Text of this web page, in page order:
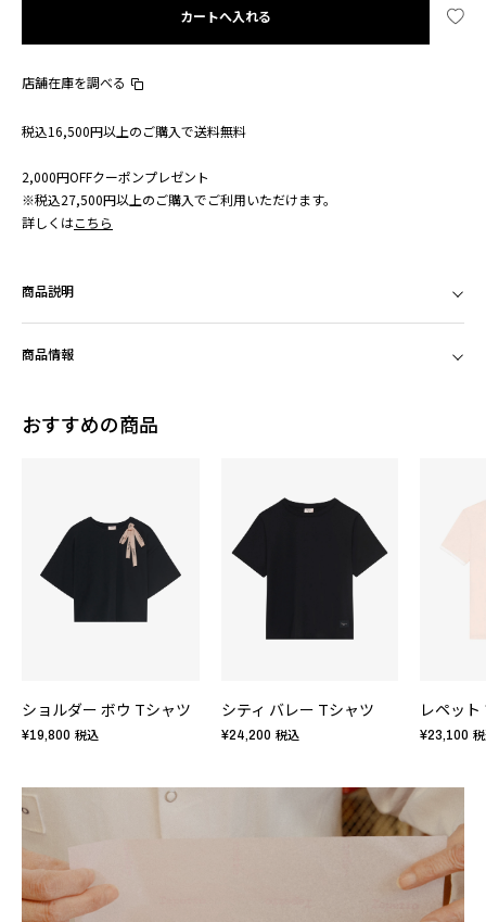
カートへ入れる
店舗在庫を調べる
税込16,500円以上のご購入で送料無料
2,000円OFFクーポンプレゼント
※税込27,500円以上のご購入でご利用いただけます。
詳しくはこちら
商品説明
商品情報
おすすめの商品
ショルダー ボウ Tシャツ
¥19,800 税込
シティ バレー Tシャツ
¥24,200 税込 ¥23,100